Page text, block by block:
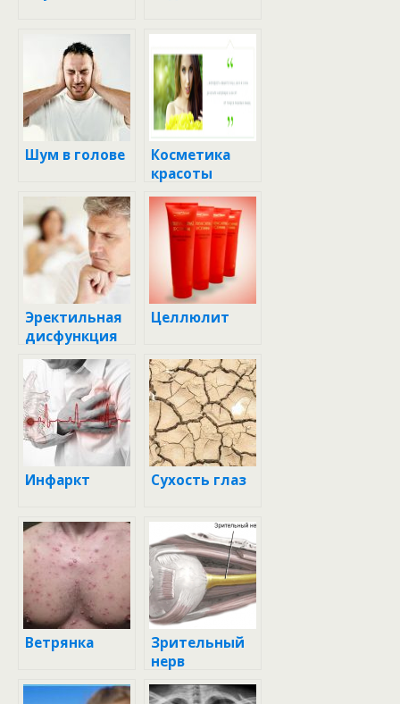
Шум в голове
Косметика
красоты
Эректильная
дисфункция
Целлюлит
Инфаркт Сухость глаз
Ветрянка
Зрительный
нерв